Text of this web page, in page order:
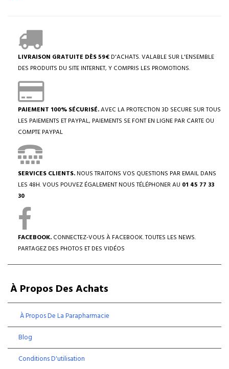
LIVRAISON GRATUITE DÈS 59€ D'ACHATS. VALABLE SUR L'ENSEMBLE
DES PRODUITS DU SITE INTERNET, Y COMPRIS LES PROMOTIONS.
PAIEMENT 100% SÉCURISÉ.AVEC LA PROTECTION 3D SECURE SUR TOUS
LES PAIEMENTS ET PAYPAL, PAIEMENTS SE FONT EN LIGNE PAR CARTE OU
COMPTE PAYPAL
SERVICES CLIENTS. NOUS TRAITONS VOS QUESTIONS PAR EMAIL DANS
LES 48H. VOUS POUVEZ ÉGALEMENT NOUS TÉLÉPHONER AU 01 45 77 33
30
FACEBOOK. CONNECTEZ-VOUS À FACEBOOK. TOUTES LES NEWS.
PARTAGEZ DES PHOTOS ET DES VIDÉOS
À Propos Des Achats
À Propos De La Parapharmacie
Blog
Conditions D'utilisation